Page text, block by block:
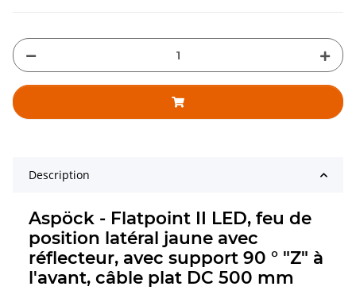
Description
Aspöck - Flatpoint II LED, feu de
position latéral jaune avec
réflecteur, avec support 90 ° "Z" à
l'avant, câble plat DC 500 mm